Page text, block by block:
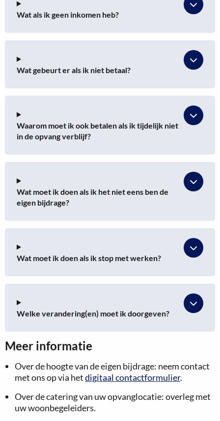
Wat als ik geen inkomen heb?
Wat gebeurt er als ik niet betaal?
Waarom moet ik ook betalen als ik tijdelijk niet
in de opvang verblijf?
Wat moet ik doen als ik het niet eens ben de
eigen bijdrage?
Wat moet ik doen als ik stop met werken?
Welke verandering(en) moet ik doorgeven?
Meer informatie
Over de hoogte van de eigen bijdrage: neem contact
met ons op via hetdigitaal contactformulier.
Over de catering van uw opvanglocatie: overleg met
uw woonbegeleiders.